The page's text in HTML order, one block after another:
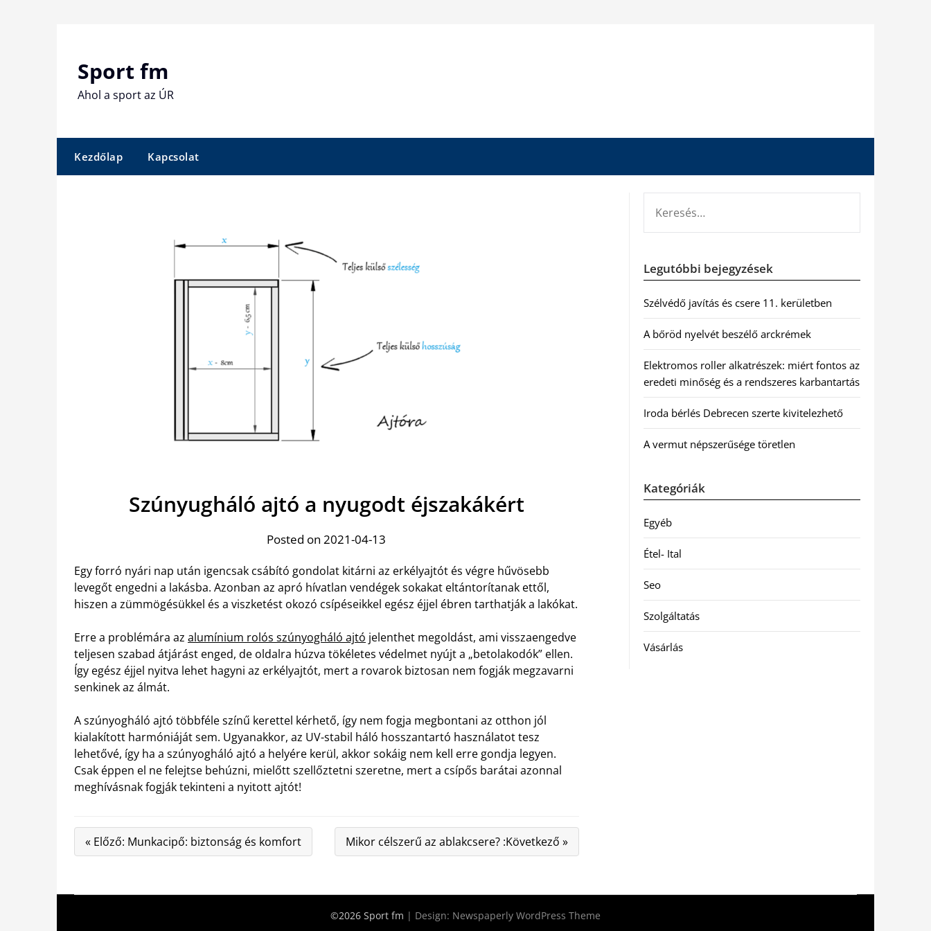
Sport fm
Ahol a sport az ÚR
Kezdőlap Kapcsolat
Szúnyugháló ajtó a nyugodt éjszakákért
Posted on 2021-04-13
Egy forró nyári nap után igencsak csábító gondolat kitárni az erkélyajtót és végre hűvösebb
levegőt engedni a lakásba. Azonban az apró hívatlan vendégek sokakat eltántorítanak ettől,
hiszen a zümmögésükkel és a viszketést okozó csípéseikkel egész éjjel ébren tarthatják a lakókat.
Erre a problémára az alumínium rolós szúnyogháló ajtó jelenthet megoldást, ami visszaengedve
teljesen szabad átjárást enged, de oldalra húzva tökéletes védelmet nyújt a „betolakodók” ellen.
Így egész éjjel nyitva lehet hagyni az erkélyajtót, mert a rovarok biztosan nem fogják megzavarni
senkinek az álmát.
A szúnyogháló ajtó többféle színű kerettel kérhető, így nem fogja megbontani az otthon jól
kialakított harmóniáját sem. Ugyanakkor, az UV-stabil háló hosszantartó használatot tesz
lehetővé, így ha a szúnyogháló ajtó a helyére kerül, akkor sokáig nem kell erre gondja legyen.
Csak éppen el ne felejtse behúzni, mielőtt szellőztetni szeretne, mert a csípős barátai azonnal
meghívásnak fogják tekinteni a nyitott ajtót!
« Előző: Munkacipő: biztonság és komfort Mikor célszerű az ablakcsere? :Következő »
Legutóbbi bejegyzések
Szélvédő javítás és csere 11. kerületben
A bőröd nyelvét beszélő arckrémek
Elektromos roller alkatrészek: miért fontos az
eredeti minőség és a rendszeres karbantartás
Iroda bérlés Debrecen szerte kivitelezhető
A vermut népszerűsége töretlen
Kategóriák
Egyéb
Étel- Ital
Seo
Szolgáltatás
Vásárlás
©2026 Sport fm | Design: Newspaperly WordPress Theme